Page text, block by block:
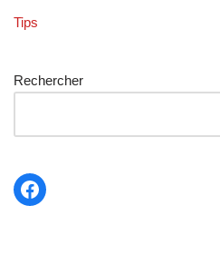
Tips
Rechercher